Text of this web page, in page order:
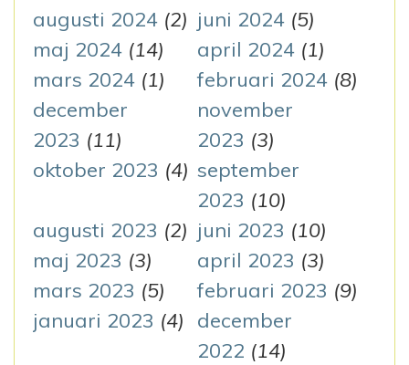
augusti 2024 (2) juni 2024 (5)
maj 2024 (14) april 2024 (1)
mars 2024 (1) februari 2024 (8)
december
2023 (11)
november
2023 (3)
oktober 2023 (4) september
2023 (10)
augusti 2023 (2) juni 2023 (10)
maj 2023 (3) april 2023 (3)
mars 2023 (5) februari 2023 (9)
januari 2023 (4)
december
2022 (14)